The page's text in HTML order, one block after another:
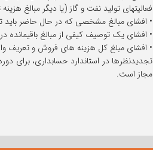
فعالیتهای تولید نفت و گاز (یا دیگر مبالغ
• افشای مبالغ مشخصی که در حال حاضر باید
• افشای یک توصیف کیفی از مبالغ باقیمانده
• افشای مبلغ کل هزینه های فروش و تعریف
مجاز است.